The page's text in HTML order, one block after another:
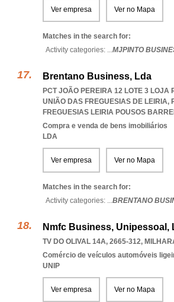
Ver empresa Ver no Mapa
Matches in the search for:
Activity categories: ...MJPINTO
Brentano Business, Lda
PCT JOÃO PEREIRA 12 LOTE 3 LOJA
UNIÃO DAS FREGUESIAS DE LEIRIA,
FREGUESIAS LEIRIA POUSOS
Compra e venda de bens imobiliários
LDA
Ver empresa Ver no Mapa
Matches in the search for:
Activity categories: ...BRENTANO
Nmfc Business, Unipessoal,
TV DO OLIVAL 14A, 2665-312,
Comércio de veículos automóveis
UNIP
Ver empresa Ver no Mapa